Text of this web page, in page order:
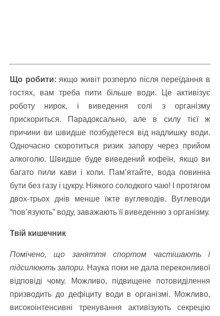
Що робити: якщо живіт розперло після переїдання в
гостях, вам треба пити більше води. Це активізує
роботу нирок, і виведення солі з організму
прискориться. Парадоксально, але в силу тієї ж
причини ви швидше позбудетеся від надлишку води.
Одночасно скоротиться ризик запору через прийом
алкоголю. Швидше буде виведений кофеїн, якщо ви
багато пили кави і коли. Пам’ятайте, вода повинна
бути без газу і цукру. Ніякого солодкого чаю! І протягом
двох-трьох днів менше їжте вуглеводів. Вуглеводи
“пов’язують” воду, заважають її виведенню з організму.
Твій кишечник
Помічено, що заняття спортом частішають і
підсилюють запори. Наука поки не дала переконливої
відповіді чому. Можливо, підвищене потовиділення
призводить до дефіциту води в організмі. Можливо,
високоінтенсивні тренування активізують секрецію